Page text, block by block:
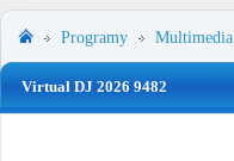
Programy Multimedia
Virtual DJ 2026 9482